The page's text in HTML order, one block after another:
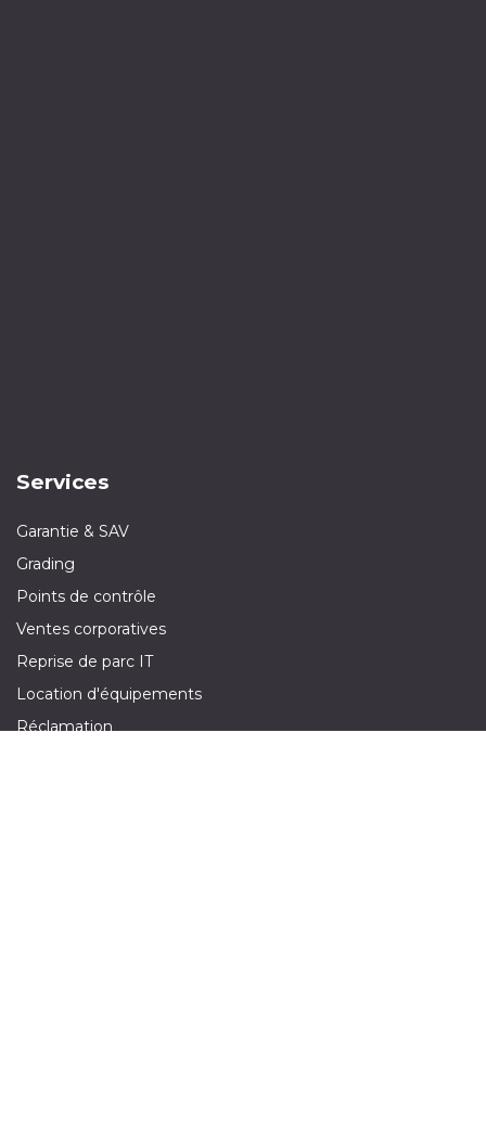
Services
Garantie & SAV
Grading
Points de contrôle
Ventes corporatives
Reprise de parc IT
Location d'équipements
Réclamation